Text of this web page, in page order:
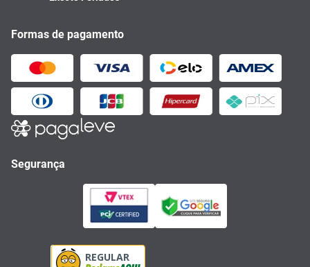
Formas de pagamento
Segurança